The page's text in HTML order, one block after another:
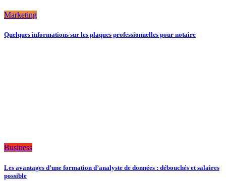
Marketing
Quelques informations sur les plaques professionnelles pour notaire
Business
Les avantages d’une formation d’analyste de données : débouchés et salaires
possible